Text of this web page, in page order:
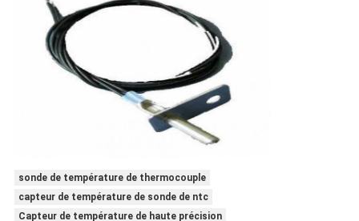
sonde de température de thermocouple
capteur de température de sonde de ntc
Capteur de température de haute précision